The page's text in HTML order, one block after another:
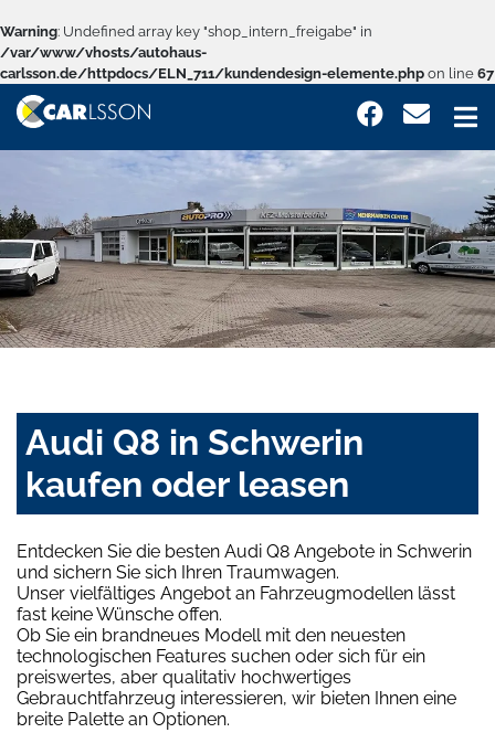
Warning: Undefined array key "shop_intern_freigabe" in
/var/www/vhosts/autohaus-
carlsson.de/httpdocs/ELN_711/kundendesign-elemente.php on line 67
Audi Q8 in Schwerin
kaufen oder leasen
Entdecken Sie die besten Audi Q8 Angebote in Schwerin
und sichern Sie sich Ihren Traumwagen.
Unser vielfältiges Angebot an Fahrzeugmodellen lässt
fast keine Wünsche offen.
Ob Sie ein brandneues Modell mit den neuesten
technologischen Features suchen oder sich für ein
preiswertes, aber qualitativ hochwertiges
Gebrauchtfahrzeug interessieren, wir bieten Ihnen eine
breite Palette an Optionen.